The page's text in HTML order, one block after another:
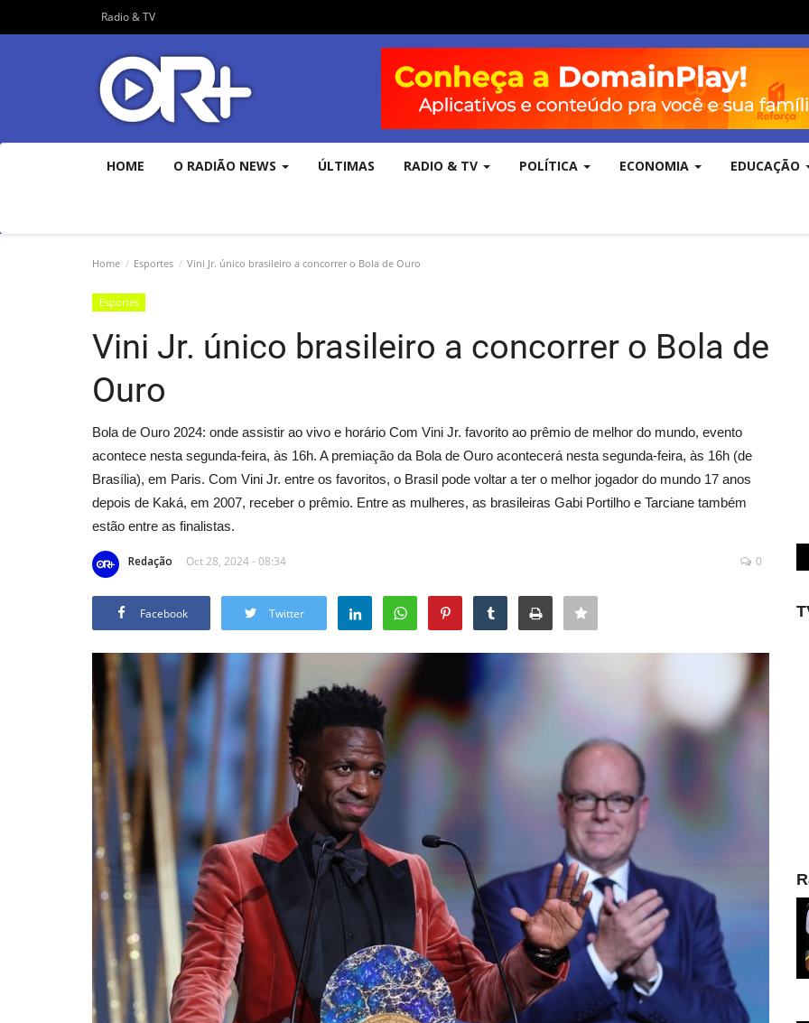
Radio & TV
HOME O RADIÃO NEWS ÚLTIMAS RADIO & TV POLÍTICA ECONOMIA EDUCAÇÃO
Home Esportes Vini Jr. único brasileiro a concorrer o Bola de Ouro
Esportes
Vini Jr. único brasileiro a concorrer o Bola de
Ouro
Bola de Ouro 2024: onde assistir ao vivo e horário Com Vini Jr. favorito ao prêmio de melhor do mundo, evento
acontece nesta segunda-feira, às 16h. A premiação da Bola de Ouro acontecerá nesta segunda-feira, às 16h (de
Brasília), em Paris. Com Vini Jr. entre os favoritos, o Brasil pode voltar a ter o melhor jogador do mundo 17 anos
depois de Kaká, em 2007, receber o prêmio. Entre as mulheres, as brasileiras Gabi Portilho e Tarciane também
estão entre as finalistas.
Redação Oct 28, 2024 - 08:34 0
Facebook Twitter